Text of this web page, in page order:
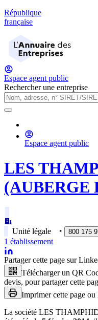
République
française
Espace agent public
Rechercher une entreprise
Espace agent public
LES
(AUBERGE
Unité légale ‣ 800 175
1 établissement
Partager cette page sur
Télécharger un QR
devis, pour partager cette
Imprimer cette page
La société LES